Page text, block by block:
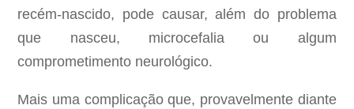
recém-nascido, pode causar, além do problema
que nasceu, microcefalia ou algum
comprometimento neurológico.
Mais uma complicação que, provavelmente diante